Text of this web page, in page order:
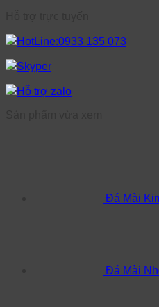
HotLine:0933 135 073
Skyper
Hỗ trợ zalo
Đá Mài
Đá Mài